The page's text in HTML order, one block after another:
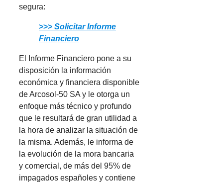
segura:
>>> Solicitar Informe
Financiero
El Informe Financiero pone a su
disposición la información
económica y financiera disponible
de Arcosol-50 SA y le otorga un
enfoque más técnico y profundo
que le resultará de gran utilidad a
la hora de analizar la situación de
la misma. Además, le informa de
la evolución de la mora bancaria
y comercial, de más del 95% de
impagados españoles y contiene